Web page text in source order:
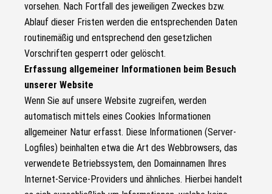
vorsehen. Nach Fortfall des jeweiligen Zweckes bzw.
Ablauf dieser Fristen werden die entsprechenden Daten
routinemäßig und entsprechend den gesetzlichen
Vorschriften gesperrt oder gelöscht.
Erfassung allgemeiner Informationen beim Besuch
unserer Website
Wenn Sie auf unsere Website zugreifen, werden
automatisch mittels eines Cookies Informationen
allgemeiner Natur erfasst. Diese Informationen (Server-
Logfiles) beinhalten etwa die Art des Webbrowsers, das
verwendete Betriebssystem, den Domainnamen Ihres
Internet-Service-Providers und ähnliches. Hierbei handelt